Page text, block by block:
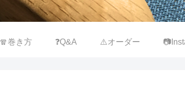
🧣巻き方 ❓Q&A ⚠️オーダー